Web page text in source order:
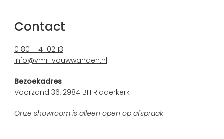
Contact
0180 – 41 02 13
info@vmr-vouwwanden.nl
Bezoekadres
Voorzand 36, 2984 BH Ridderkerk
Onze showroom is alleen open op afspraak